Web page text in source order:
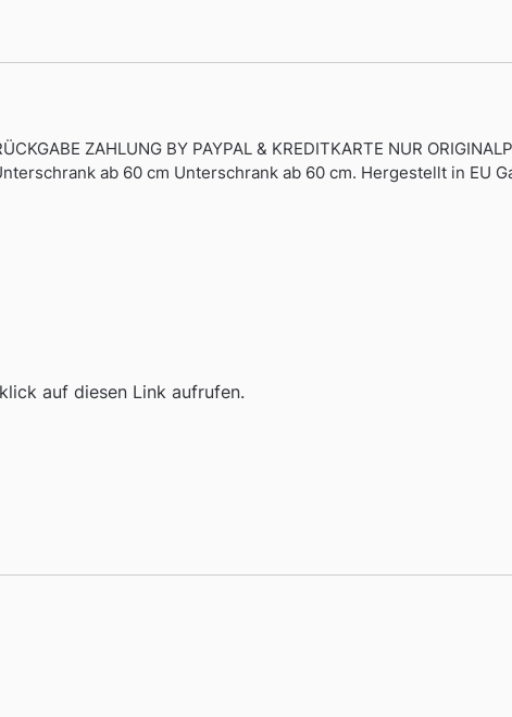
ZAHLUNG BY PAYPAL & KREDITKARTE NUR
ab 60 cm Unterschrank ab 60 cm. Hergestellt in EU
auf diesen Link aufrufen.